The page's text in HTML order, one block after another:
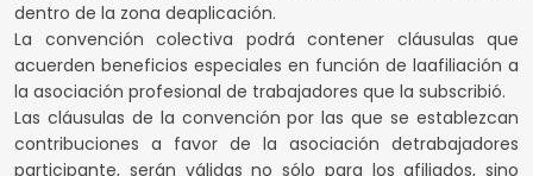
dentro de la zona deaplicación.
La convención colectiva podrá contener cláusulas que
acuerden beneficios especiales en función de laafiliación a
la asociación profesional de trabajadores que la subscribió.
Las cláusulas de la convención por las que se establezcan
contribuciones a favor de la asociación detrabajadores
participante, serán válidas no sólo para los afiliados, sino